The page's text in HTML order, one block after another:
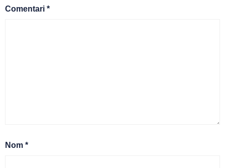
Comentari *
Nom *